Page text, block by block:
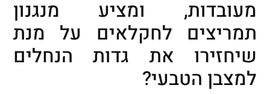
מעובדות, ומציע מנגנון
תמריצים לחקלאים על מנת
שיחזירו את גדות הנחלים
למצבן הטבעי?